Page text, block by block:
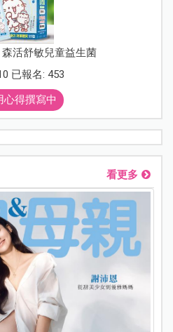
森活舒敏兒童益生菌
已報名: 453
心得撰寫中
看更多